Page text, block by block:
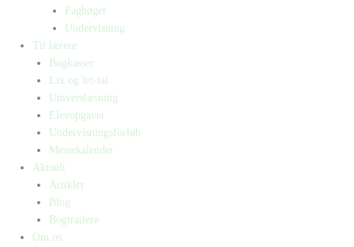
Fagbøger
Undervisning
Til lærere
Bogkasser
Lix og let-tal
Universlæsning
Elevopgaver
Undervisningsforløb
Messekalender
Aktuelt
Artikler
Blog
Bogtrailere
Om os